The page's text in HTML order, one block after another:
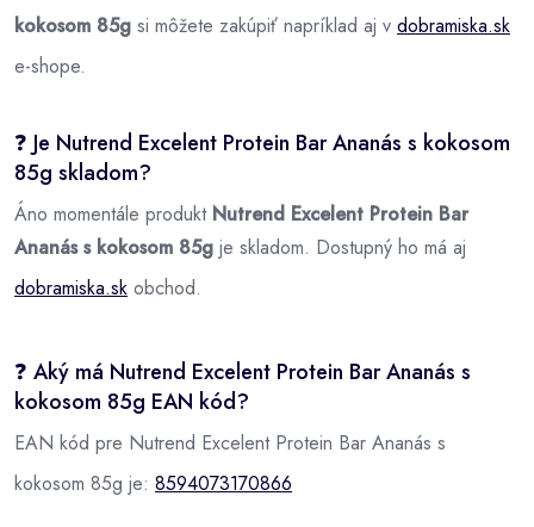
kokosom 85g si môžete zakúpiť napríklad aj v dobramiska.sk
e-shope.
❓ Je Nutrend Excelent Protein Bar Ananás s kokosom
85g skladom?
Áno momentále produkt Nutrend Excelent Protein Bar
Ananás s kokosom 85g je skladom. Dostupný ho má aj
dobramiska.sk obchod.
❓ Aký má Nutrend Excelent Protein Bar Ananás s
kokosom 85g EAN kód?
EAN kód pre Nutrend Excelent Protein Bar Ananás s
kokosom 85g je: 8594073170866